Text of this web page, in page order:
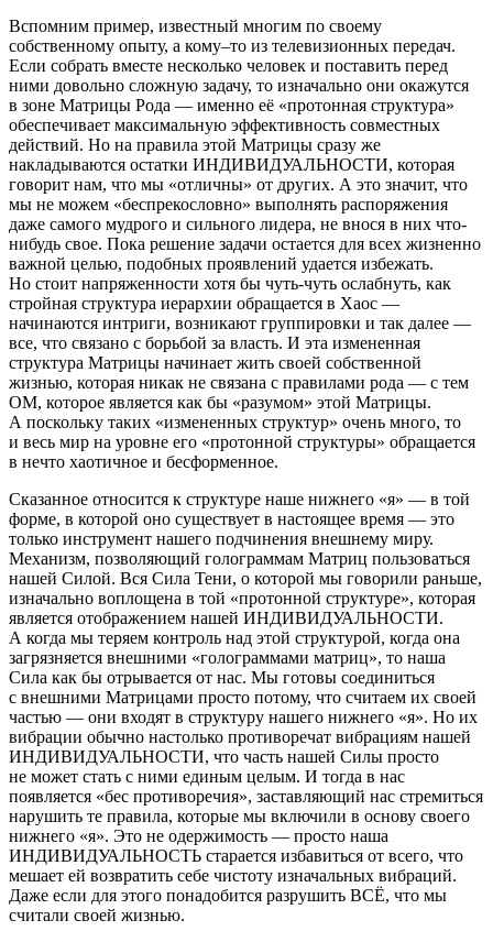
Вспомним пример, известный многим по своему
собственному опыту, а кому–то из телевизионных передач.
Если собрать вместе несколько человек и поставить перед
ними довольно сложную задачу, то изначально они окажутся
в зоне Матрицы Рода — именно её «протонная структура»
обеспечивает максимальную эффективность совместных
действий. Но на правила этой Матрицы сразу же
накладываются остатки ИНДИВИДУАЛЬНОСТИ, которая
говорит нам, что мы «отличны» от других. А это значит, что
мы не можем «беспрекословно» выполнять распоряжения
даже самого мудрого и сильного лидера, не внося в них что-
нибудь свое. Пока решение задачи остается для всех жизненно
важной целью, подобных проявлений удается избежать.
Но стоит напряженности хотя бы чуть-чуть ослабнуть, как
стройная структура иерархии обращается в Хаос —
начинаются интриги, возникают группировки и так далее —
все, что связано с борьбой за власть. И эта измененная
структура Матрицы начинает жить своей собственной
жизнью, которая никак не связана с правилами рода — с тем
ОМ, которое является как бы «разумом» этой Матрицы.
А поскольку таких «измененных структур» очень много, то
и весь мир на уровне его «протонной структуры» обращается
в нечто хаотичное и бесформенное.
Сказанное относится к структуре наше нижнего «я» — в той
форме, в которой оно существует в настоящее время — это
только инструмент нашего подчинения внешнему миру.
Механизм, позволяющий голограммам Матриц пользоваться
нашей Силой. Вся Сила Тени, о которой мы говорили раньше,
изначально воплощена в той «протонной структуре», которая
является отображением нашей ИНДИВИДУАЛЬНОСТИ.
А когда мы теряем контроль над этой структурой, когда она
загрязняется внешними «голограммами матриц», то наша
Сила как бы отрывается от нас. Мы готовы соединиться
с внешними Матрицами просто потому, что считаем их своей
частью — они входят в структуру нашего нижнего «я». Но их
вибрации обычно настолько противоречат вибрациям нашей
ИНДИВИДУАЛЬНОСТИ, что часть нашей Силы просто
не может стать с ними единым целым. И тогда в нас
появляется «бес противоречия», заставляющий нас стремиться
нарушить те правила, которые мы включили в основу своего
нижнего «я». Это не одержимость — просто наша
ИНДИВИДУАЛЬНОСТЬ старается избавиться от всего, что
мешает ей возвратить себе чистоту изначальных вибраций.
Даже если для этого понадобится разрушить ВСЁ, что мы
считали своей жизнью.